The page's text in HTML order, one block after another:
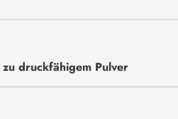
druckfähigem Pulver